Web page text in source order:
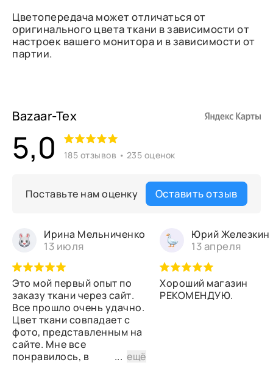
Цветопередача может отличаться от
оригинального цвета ткани в зависимости от
настроек вашего монитора и в зависимости от
партии.
Bazaar-Tex
5,0 185 отзывов • 235 оценок
Поставьте нам оценку Оставить отзыв
Ирина Мельниченко
13 июля
Это мой первый опыт по
заказу ткани через сайт.
Все прошло очень удачно.
Цвет ткани совпадает с
фото, представленным на
сайте. Мне все
понравилось, в
...ещё
Юрий Железкин
13 апреля
Хороший магазин
РЕКОМЕНДУЮ.